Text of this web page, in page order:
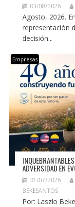
03/08/2026
Agosto, 2026.
representación
decisión...
Empresas
ADVERSIDAD EN
31/07/2026
BEKESANTOS
Por: Laszlo